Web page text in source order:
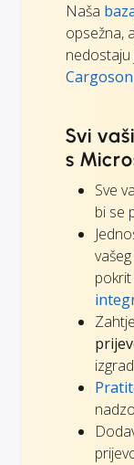
Naša
opsežna,
Svi
s
Sve
bi se